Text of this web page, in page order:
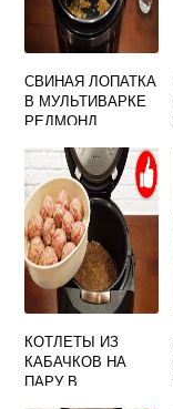
СВИНАЯ ЛОПАТКА
В МУЛЬТИВАРКЕ
РЕДМОНД
КОТЛЕТЫ ИЗ
КАБАЧКОВ НА
ПАРУ В